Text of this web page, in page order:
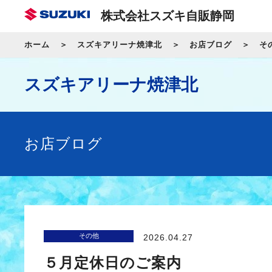
株式会社スズキ自販静岡
ホーム スズキアリーナ焼津北 お店ブログ そ
スズキアリーナ焼津北
お店ブログ
その他 2026.04.27
５月定休日のご案内